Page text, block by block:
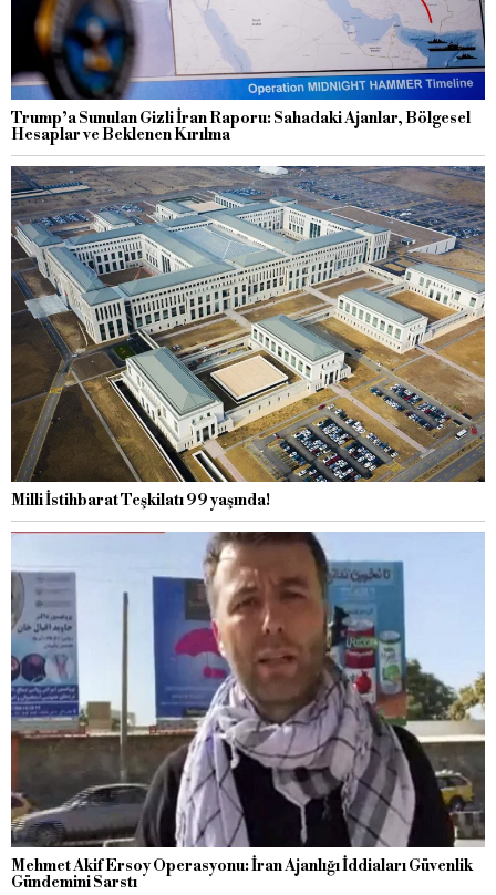
Trump’a Sunulan Gizli İran Raporu: Sahadaki Ajanlar, Bölgesel
Hesaplar ve Beklenen Kırılma
Milli İstihbarat Teşkilatı 99 yaşında!
Mehmet Akif Ersoy Operasyonu: İran Ajanlığı İddiaları Güvenlik
Gündemini Sarstı